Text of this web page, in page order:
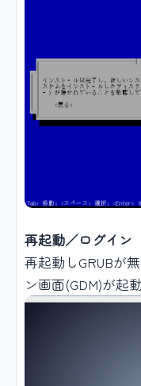
再起動／ログイン
再起動しGRUBが
ン画面(GDM)が起